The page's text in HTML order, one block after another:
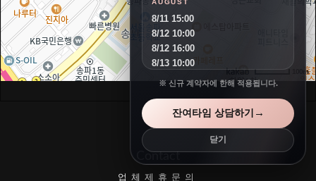
100m
Contact
업체제휴문의
8/11 15:00
8/12 10:00
8/12 16:00
8/13 10:00
8/14 13:00
8/16 10:00
8/18 10:00
8/18 10:00
※ 신규 계약자에 한해 적용됩니다.
잔여타임 상담하기 →
닫기